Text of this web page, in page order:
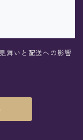
舞いと配送への影響